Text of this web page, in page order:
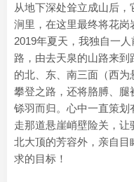
从地下深处耸立成山后
涧里，在这里最终将花岗
2019年夏天，我独自一
路，由去天泉的山路来
的北、东、南三面（西
攀登之路，还将胳膊、
铩羽而归。心中一直策
走那道悬崖峭壁险关，
北大顶的芳容外，亲自目
求的目标！